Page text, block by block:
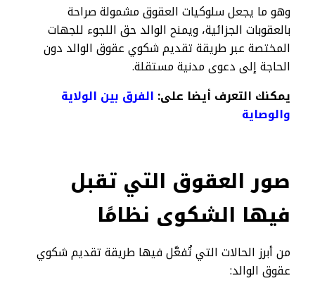
وهو ما يجعل سلوكيات العقوق مشمولة صراحة
بالعقوبات الجزائية، ويمنح الوالد حق اللجوء للجهات
المختصة عبر طريقة تقديم شكوي عقوق الوالد دون
الحاجة إلى دعوى مدنية مستقلة.
يمكنك التعرف أيضا على: الفرق بين الولاية
والوصاية
صور العقوق التي تقبل
فيها الشكوى نظامًا
من أبرز الحالات التي تُفعَّل فيها طريقة تقديم شكوي
عقوق الوالد: